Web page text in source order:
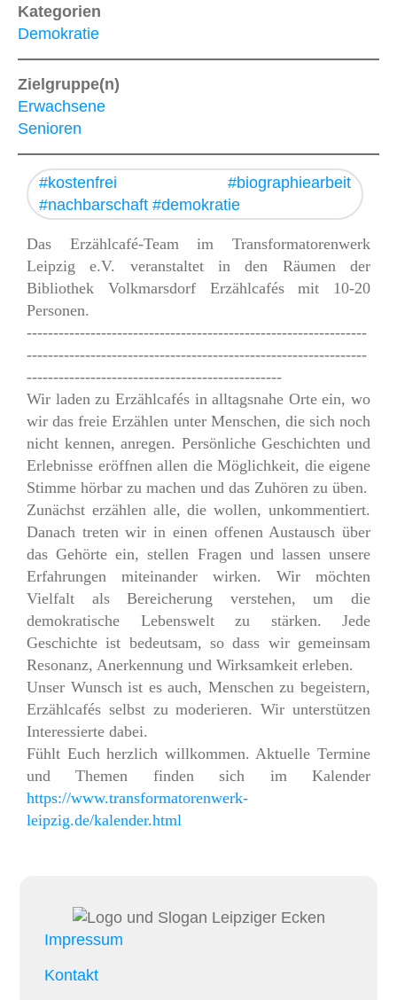
Kategorien
Demokratie
Zielgruppe(n)
Erwachsene
Senioren
#kostenfrei #biographiearbeit
#nachbarschaft #demokratie
Das Erzählcafé-Team im Transformatorenwerk
Leipzig e.V. veranstaltet in den Räumen der
Bibliothek Volkmarsdorf Erzählcafés mit 10-20
Personen.
----------------------------------------------------------------
----------------------------------------------------------------
------------------------------------------------
Wir laden zu Erzählcafés in alltagsnahe Orte ein, wo
wir das freie Erzählen unter Menschen, die sich noch
nicht kennen, anregen. Persönliche Geschichten und
Erlebnisse eröffnen allen die Möglichkeit, die eigene
Stimme hörbar zu machen und das Zuhören zu üben.
Zunächst erzählen alle, die wollen, unkommentiert.
Danach treten wir in einen offenen Austausch über
das Gehörte ein, stellen Fragen und lassen unsere
Erfahrungen miteinander wirken. Wir möchten
Vielfalt als Bereicherung verstehen, um die
demokratische Lebenswelt zu stärken. Jede
Geschichte ist bedeutsam, so dass wir gemeinsam
Resonanz, Anerkennung und Wirksamkeit erleben.
Unser Wunsch ist es auch, Menschen zu begeistern,
Erzählcafés selbst zu moderieren. Wir unterstützen
Interessierte dabei.
Fühlt Euch herzlich willkommen. Aktuelle Termine
und Themen finden sich im Kalender
https://www.transformatorenwerk-
leipzig.de/kalender.html
Impressum
Kontakt